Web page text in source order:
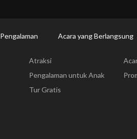
Pengalaman Acara yang Berlangsung
Atraksi
Pengalaman untuk Anak
Tur Gratis